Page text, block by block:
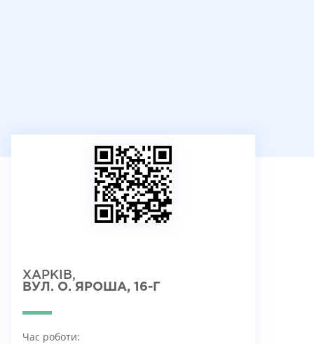
ХАРКІВ,
ВУЛ. О. ЯРОША, 16-Г
Час роботи: